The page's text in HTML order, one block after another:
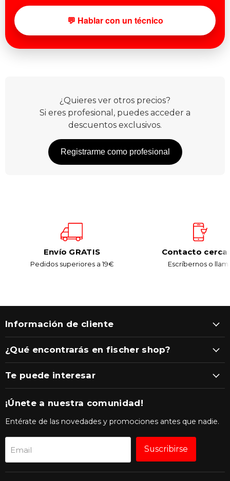
💬 Hablar con un técnico
¿Quieres ver otros precios?
Si eres profesional, puedes acceder a
descuentos exclusivos.
Registrarme como profesional
Envío GRATIS
Pedidos superiores a 19€
Contacto
Escríbernos o
Información de cliente
¿Qué encontrarás en fischer shop?
Te puede interesar
¡Únete a nuestra comunidad!
Entérate de las novedades y promociones antes que nadie.
Email Suscribirse